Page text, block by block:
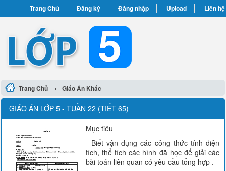
Trang Chủ Đăng ký Đăng nhập Upload Liên hệ
Trang Chủ › Giáo Án Khác
GIÁO ÁN LỚP 5 - TUẦN 22 (TIẾT 65)
Mục tiêu
- Biết vận dụng các công thức tính diện
tích, thể tích các hình đã học để giải các
bài toán liên quan có yêu cầu tổng hợp .